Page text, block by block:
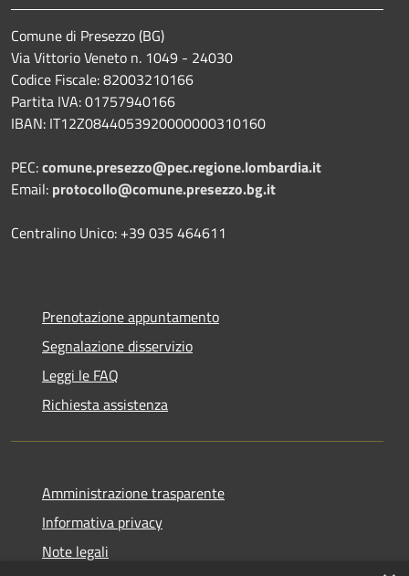
Comune di Presezzo (BG)
Via Vittorio Veneto n. 1049 - 24030
Codice Fiscale: 82003210166
Partita IVA: 01757940166
IBAN: IT12Z0844053920000000310160
PEC:comune.presezzo@pec.regione.lombardia.it
Email: protocollo@comune.presezzo.bg.it
Centralino Unico: +39 035 464611
Prenotazione appuntamento
Segnalazione disservizio
Leggi le FAQ
Richiesta assistenza
Amministrazione trasparente
Informativa privacy
Note legali